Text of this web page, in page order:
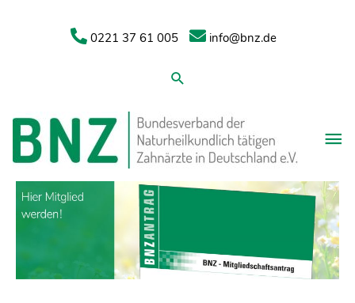
0221 37 61 005 info@bnz.de
Suchen